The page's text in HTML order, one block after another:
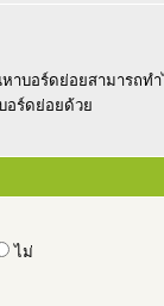
าบอร์ดย่อยสามารถท
อร์ดย่อยด้วย
ไม่